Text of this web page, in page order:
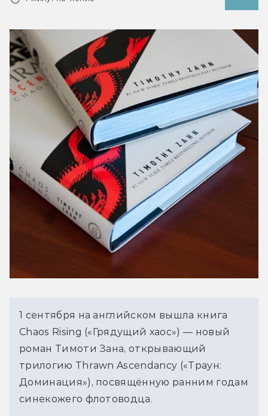
1 сентября на английском вышла книга
Chaos Rising («Грядущий хаос») — новый
роман Тимоти Зана, открывающий
трилогию Thrawn Ascendancy («Траун:
Доминация»), посвящённую ранним годам
синекожего флотоводца.